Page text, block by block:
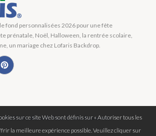
fond personnalisées 2026 pour une fête
prénatale, Noël, Halloween, la rentrée scolaire,
un mariage chez Lofaris Backdrop.
© 2026 Lofaris® Tous Droits Réservés.
sur ce site Web sont définis sur « Autoriser tous les
la meilleure expérience possible. Veuillez cliquer sur